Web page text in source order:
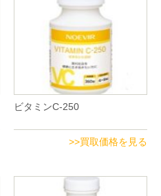
ビタミンC-250
>>買取価格を見る